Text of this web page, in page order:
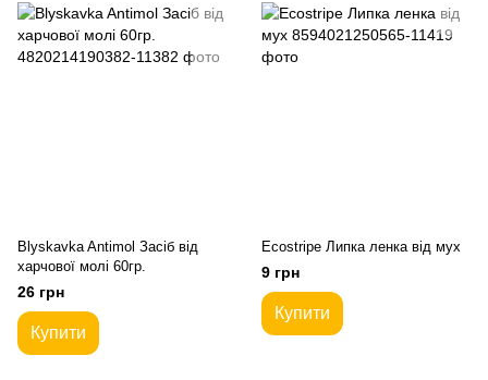
Blyskavka Antimol Засіб від
харчової молі 60гр.
26 грн
Купити
Ecostripe Липка ленка від мух
9 грн
Купити